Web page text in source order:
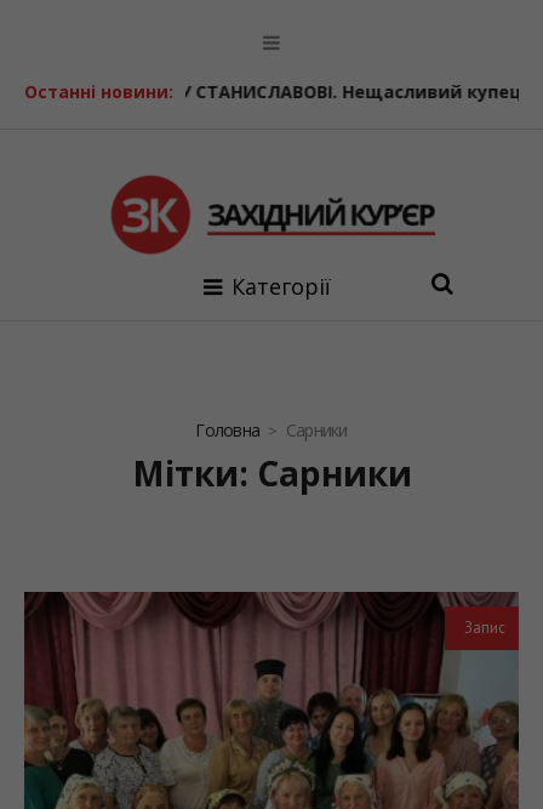
Останні новини:
КОЛИСЬ У СТАНИСЛАВОВІ. Нещасливий купець
Категорії
Головна Сарники
Мітки: Сарники
Запис